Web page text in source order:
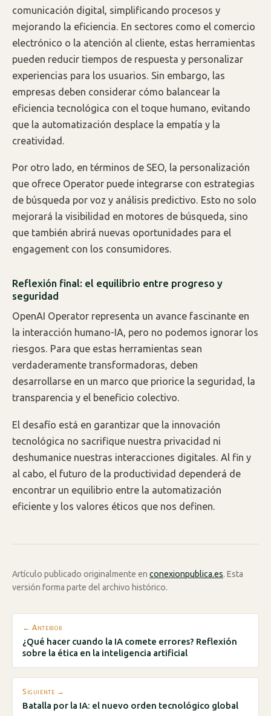
comunicación digital, simplificando procesos y
mejorando la eficiencia. En sectores como el comercio
electrónico o la atención al cliente, estas herramientas
pueden reducir tiempos de respuesta y personalizar
experiencias para los usuarios. Sin embargo, las
empresas deben considerar cómo balancear la
eficiencia tecnológica con el toque humano, evitando
que la automatización desplace la empatía y la
creatividad.
Por otro lado, en términos de SEO, la personalización
que ofrece Operator puede integrarse con estrategias
de búsqueda por voz y análisis predictivo. Esto no solo
mejorará la visibilidad en motores de búsqueda, sino
que también abrirá nuevas oportunidades para el
engagement con los consumidores.
Reflexión final: el equilibrio entre progreso y
seguridad
OpenAI Operator representa un avance fascinante en
la interacción humano-IA, pero no podemos ignorar los
riesgos. Para que estas herramientas sean
verdaderamente transformadoras, deben
desarrollarse en un marco que priorice la seguridad, la
transparencia y el beneficio colectivo.
El desafío está en garantizar que la innovación
tecnológica no sacrifique nuestra privacidad ni
deshumanice nuestras interacciones digitales. Al fin y
al cabo, el futuro de la productividad dependerá de
encontrar un equilibrio entre la automatización
eficiente y los valores éticos que nos definen.
Artículo publicado originalmente en conexionpublica.es. Esta
versión forma parte del archivo histórico.
← Anterior
¿Qué hacer cuando la IA comete errores? Reflexión
sobre la ética en la inteligencia artificial
Siguiente →
Batalla por la IA: el nuevo orden tecnológico global